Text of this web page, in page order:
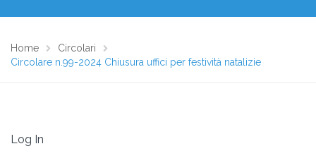
Home
Circolari
Circolare n.99-2024 Chiusura uffici per festività natalizie
Log In